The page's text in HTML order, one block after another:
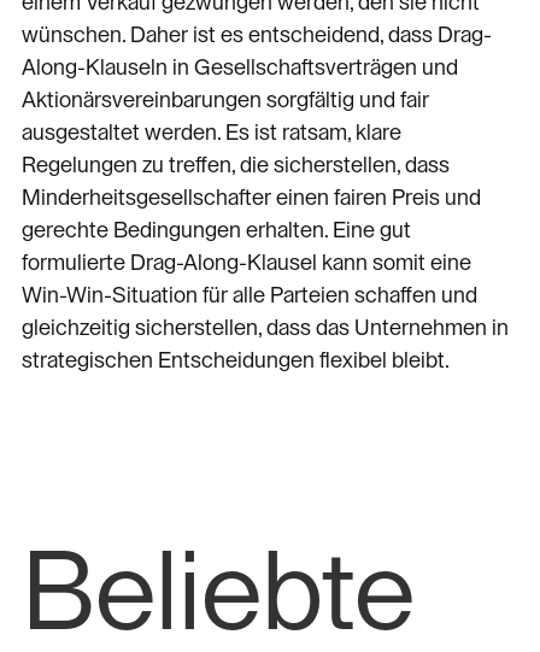
wünschen. Daher ist es entscheidend, dass Drag-
Along-Klauseln in Gesellschaftsverträgen und
Aktionärsvereinbarungen sorgfältig und fair
ausgestaltet werden. Es ist ratsam, klare
Regelungen zu treffen, die sicherstellen, dass
Minderheitsgesellschafter einen fairen Preis und
gerechte Bedingungen erhalten. Eine gut
formulierte Drag-Along-Klausel kann somit eine
Win-Win-Situation für alle Parteien schaffen und
gleichzeitig sicherstellen, dass das Unternehmen in
strategischen Entscheidungen flexibel bleibt.
Beliebte